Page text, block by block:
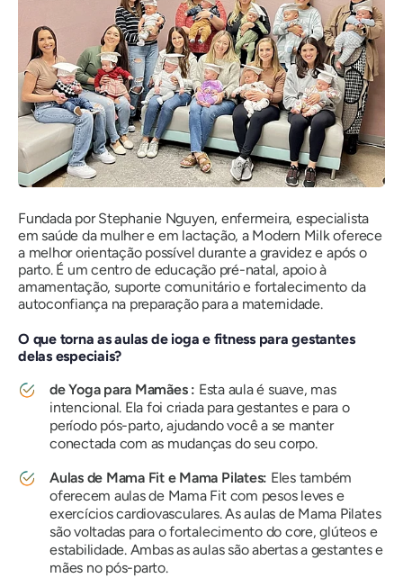
Fundada por Stephanie Nguyen, enfermeira, especialista
em saúde da mulher e em lactação, a Modern Milk oferece
a melhor orientação possível durante a gravidez e após o
parto. É um centro de educação pré-natal, apoio à
amamentação, suporte comunitário e fortalecimento da
autoconfiança na preparação para a maternidade.
O que torna as aulas de ioga e fitness para gestantes
delas especiais?
de Yoga para Mamães : Esta aula é suave, mas
intencional. Ela foi criada para gestantes e para o
período pós-parto, ajudando você a se manter
conectada com as mudanças do seu corpo.
Aulas de Mama Fit e Mama Pilates: Eles também
oferecem aulas de Mama Fit com pesos leves e
exercícios cardiovasculares. As aulas de Mama Pilates
são voltadas para o fortalecimento do core, glúteos e
estabilidade. Ambas as aulas são abertas a gestantes e
mães no pós-parto.